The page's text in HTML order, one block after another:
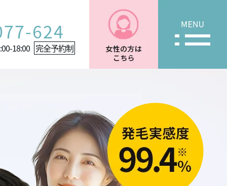
624
18:00 完全予約制